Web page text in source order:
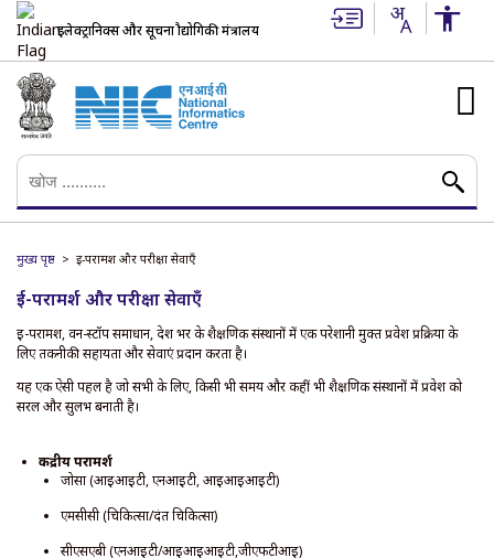
इलेक्ट्रानिक्स और सूचना प्रौद्योगिकी मंत्रालय
मुख्य पृष्ठ ई-परामर्श और परीक्षा सेवाएँ
ई-परामर्श और परीक्षा सेवाएँ
ई-परामर्श, वन-स्टॉप समाधान, देश भर के शैक्षणिक संस्थानों में एक परेशानी मुक्त प्रवेश प्रक्रिया के
लिए तकनीकी सहायता और सेवाएं प्रदान करता है।
यह एक ऐसी पहल है जो सभी के लिए, किसी भी समय और कहीं भी शैक्षणिक संस्थानों में प्रवेश को
सरल और सुलभ बनाती है।
केंद्रीय परामर्श
जोसा (आईआईटी, एनआईटी, आईआईआईटी)
एमसीसी (चिकित्सा/दंत चिकित्सा)
सीएसएबी (एनआईटी/आईआईआईटी,जीएफटीआई)